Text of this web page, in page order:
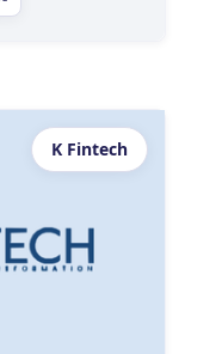
K Fintech